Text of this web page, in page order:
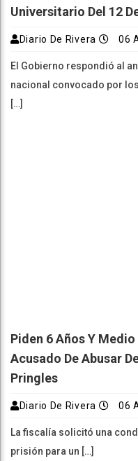
Universitario Del 12
Diario De Rivera 06
El Gobierno respondió al
nacional convocado por
[…]
Piden 6 Años Y
Acusado De Abusar
Pringles
Diario De Rivera 06
La fiscalía solicitó una
prisión para un […]